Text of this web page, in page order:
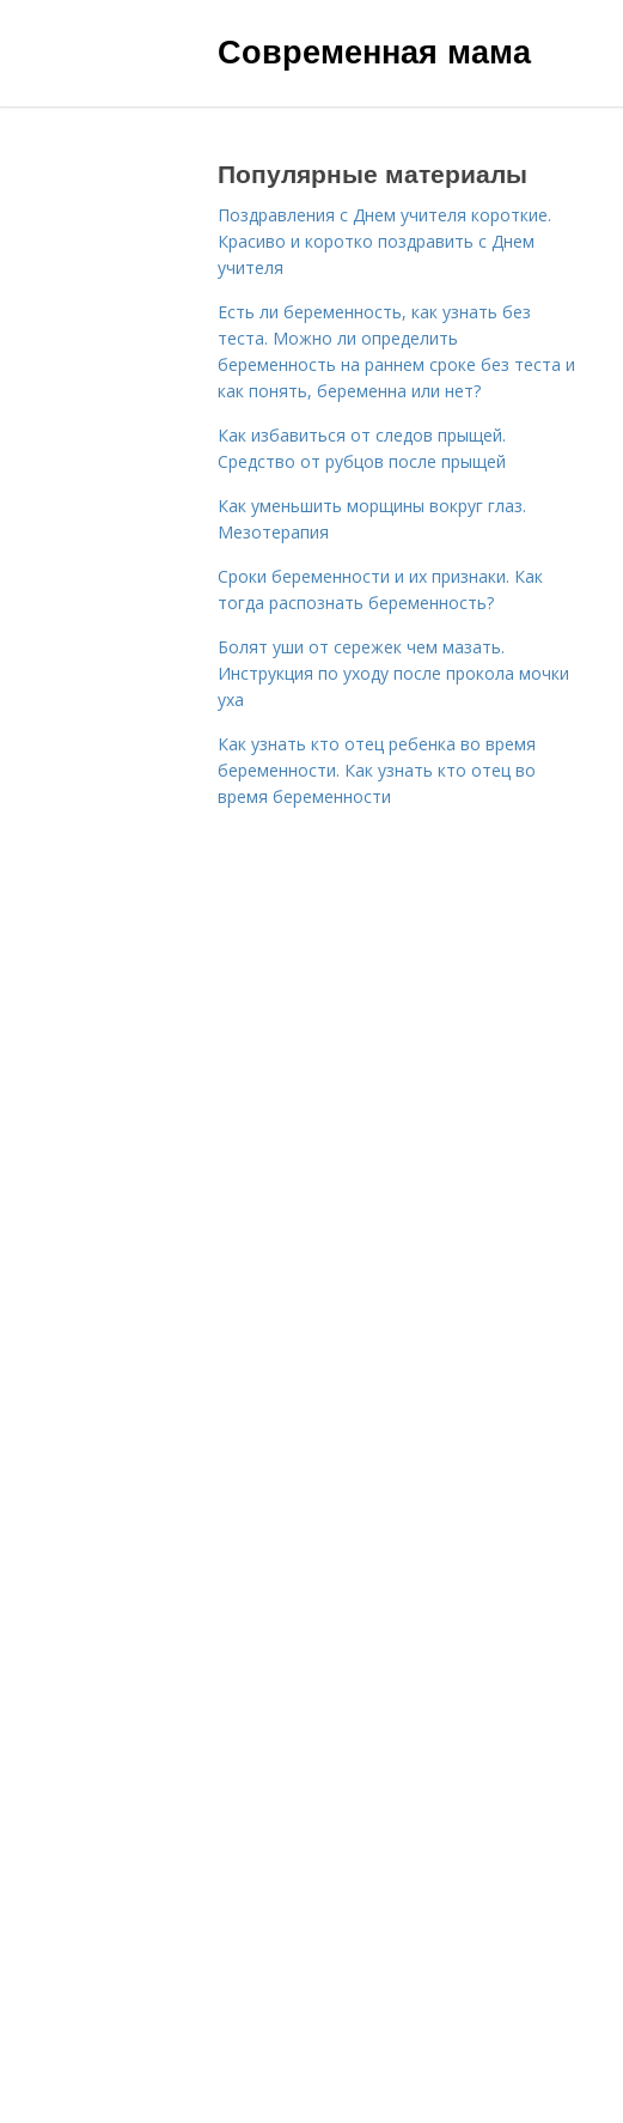
Современная мама
Популярные материалы
Поздравления с Днем учителя короткие.
Красиво и коротко поздравить с Днем
учителя
Есть ли беременность, как узнать без
теста. Можно ли определить
беременность на раннем сроке без теста и
как понять, беременна или нет?
Как избавиться от следов прыщей.
Средство от рубцов после прыщей
Как уменьшить морщины вокруг глаз.
Мезотерапия
Сроки беременности и их признаки. Как
тогда распознать беременность?
Болят уши от сережек чем мазать.
Инструкция по уходу после прокола мочки
уха
Как узнать кто отец ребенка во время
беременности. Как узнать кто отец во
время беременности